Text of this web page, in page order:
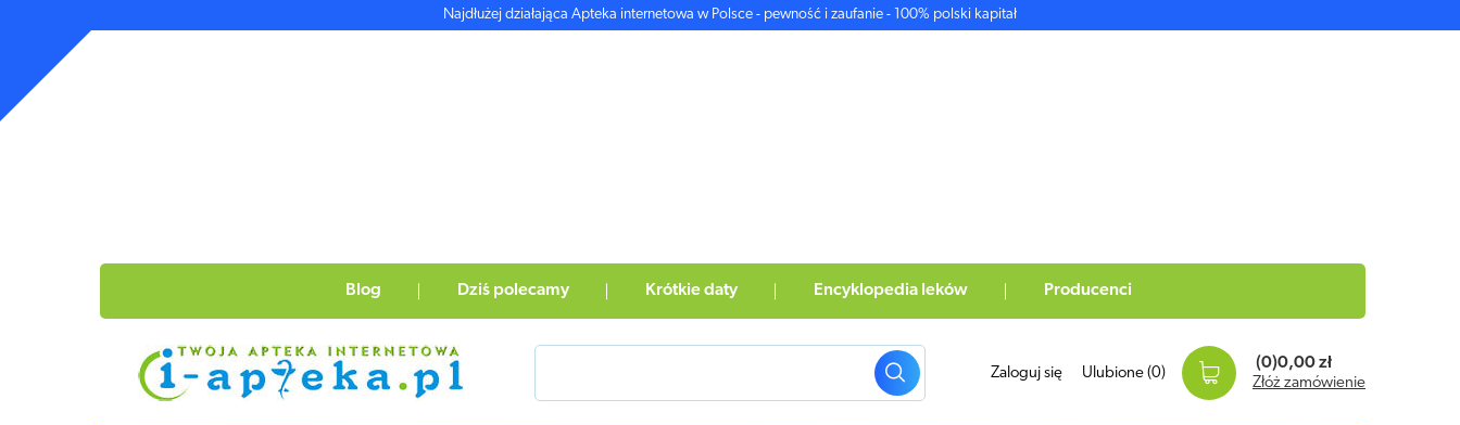
Najdłużej działająca Apteka internetowa w Polsce - pewność i zaufanie - 100% polski kapitał
Blog Dziś polecamy Krótkie daty Encyklopedia leków Producenci
Zaloguj się Ulubione (0)
(0)0,00 zł
Złóż zamówienie